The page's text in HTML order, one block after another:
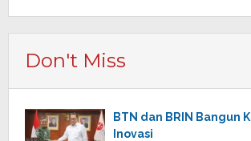
Don't Miss
BTN dan BRIN Bangun
Inovasi